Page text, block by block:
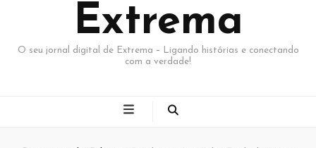
Extrema
O seu jornal digital de Extrema – Ligando histórias e conectando
com a verdade!